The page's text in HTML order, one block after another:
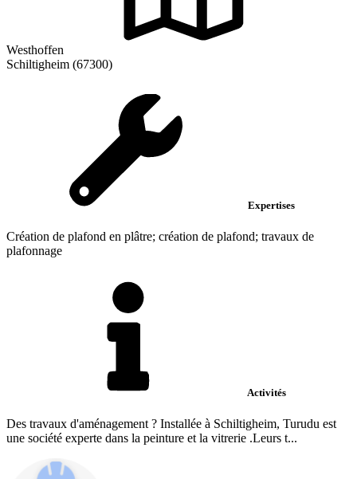
Westhoffen
Schiltigheim (67300)
Expertises
Création de plafond en plâtre; création de plafond; travaux de
plafonnage
Activités
Des travaux d'aménagement ? Installée à Schiltigheim, Turudu est
une société experte dans la peinture et la vitrerie .Leurs t...